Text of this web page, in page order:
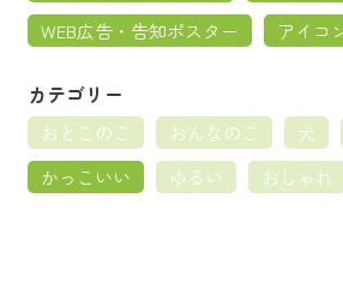
WEB広告・告知ポスター
アイコ
カテゴリー
おとこのこ おんなのこ 犬
かっこいい
ゆるい おしゃれ